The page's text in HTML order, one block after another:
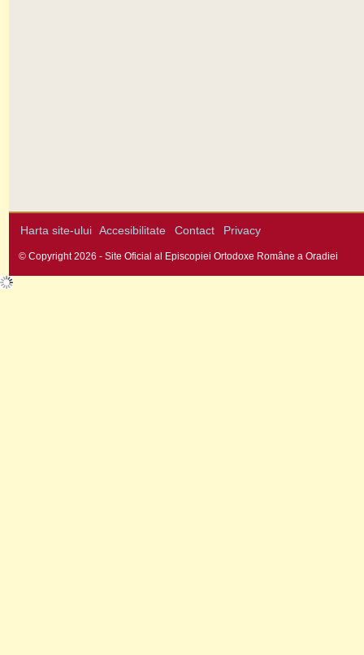
Harta site-ului Accesibilitate Contact Privacy
© Copyright 2026 - Site Oficial al Episcopiei Ortodoxe Române a Oradiei